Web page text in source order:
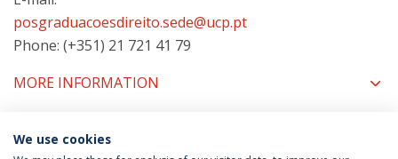
posgraduacoesdireito.sede@ucp.pt
Phone: (+351) 21 721 41 79
MORE INFORMATION
We use cookies